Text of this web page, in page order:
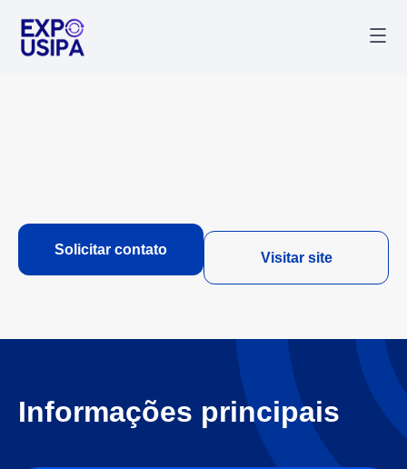
Solicitar contato
Visitar site
Informações principais